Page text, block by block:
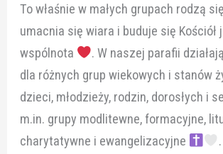
To właśnie w małych grupach rodzą
umacnia się wiara i buduje się Kościół
wspólnota
. W naszej parafii
dla różnych grup wiekowych i stanów
dzieci, młodzieży, rodzin, dorosłych i
m.in. grupy modlitewne, formacyjne,
charytatywne i ewangelizacyjne